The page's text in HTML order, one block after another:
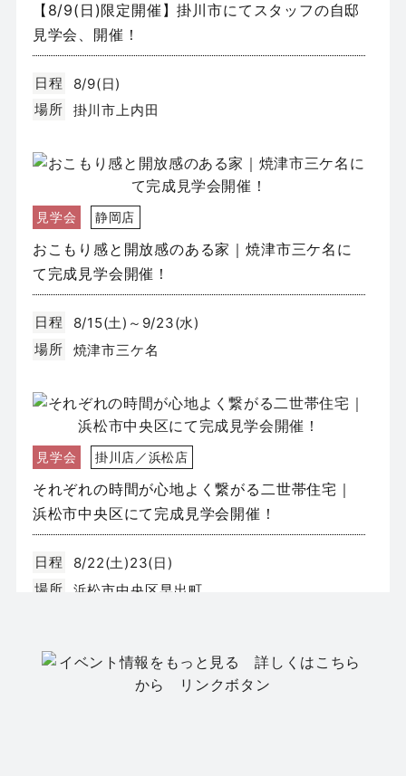
【8/9(日)限定開催】掛川市にてスタッフの自邸
見学会、開催！
日程
8/9(日)
場所
掛川市上内田
見学会 静岡店
おこもり感と開放感のある家｜焼津市三ケ名に
て完成見学会開催！
日程
8/15(土)～9/23(水)
場所
焼津市三ケ名
見学会 掛川店／浜松店
それぞれの時間が心地よく繋がる二世帯住宅｜
浜松市中央区にて完成見学会開催！
日程
8/22(土)23(日)
場所
浜松市中央区早出町
静岡店